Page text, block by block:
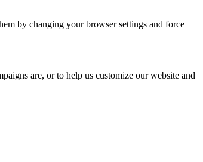
by changing your browser settings and force
are, or to help us customize our website and